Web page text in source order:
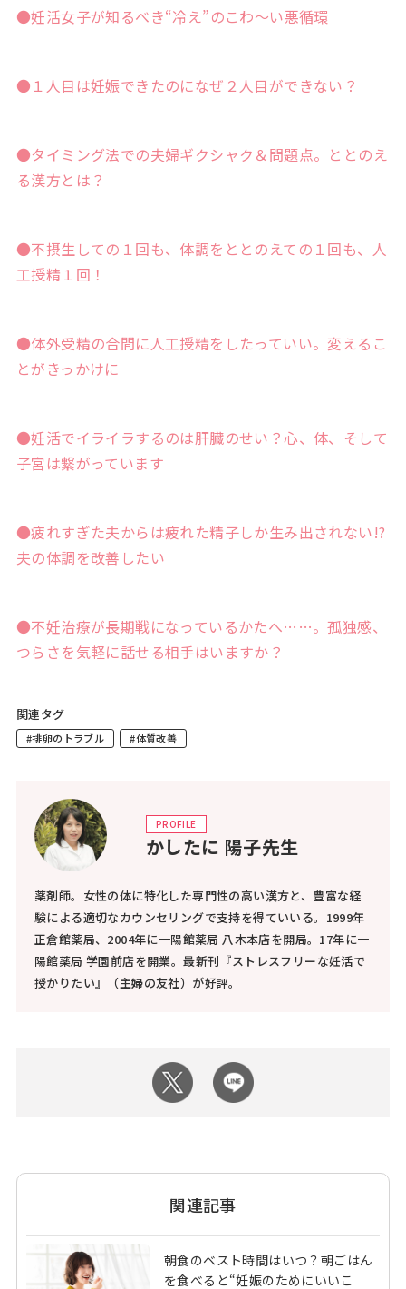
●妊活女子が知るべき“冷え”のこわ～い悪循環
●１人目は妊娠できたのになぜ２人目ができない？
●タイミング法での夫婦ギクシャク＆問題点。ととのえ
る漢方とは？
●不摂生しての１回も、体調をととのえての１回も、人
工授精１回！
●体外受精の合間に人工授精をしたっていい。変えるこ
とがきっかけに
●妊活でイライラするのは肝臓のせい？心、体、そして
子宮は繋がっています
●疲れすぎた夫からは疲れた精子しか生み出されない!?
夫の体調を改善したい
●不妊治療が長期戦になっているかたへ……。孤独感、
つらさを気軽に話せる相手はいますか？
関連タグ
#排卵のトラブル #体質改善
PROFILE
かしたに 陽子先生
薬剤師。女性の体に特化した専門性の高い漢方と、豊富な経
験による適切なカウンセリングで支持を得ていいる。1999年
正倉館薬局、2004年に一陽館薬局 八木本店を開局。17年に一
陽館薬局 学園前店を開業。最新刊『ストレスフリーな妊活で
授かりたい』（主婦の友社）が好評。
関連記事
朝食のベスト時間はいつ？朝ごはん
を食べると“妊娠のためにいいこ